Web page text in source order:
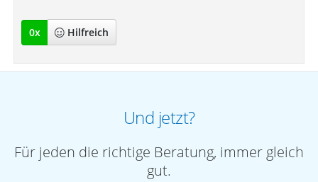
0x Hilfreich
Und jetzt?
Für jeden die richtige Beratung, immer gleich
gut.